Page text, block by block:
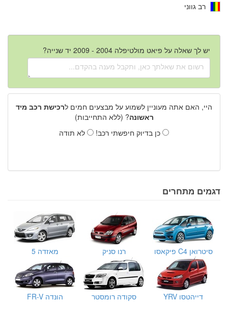
רב גווני
יש לך שאלה על פיאט מולטיפלה 2004 - 2009 יד שנייה?
היי, האם אתה מעוניין לשמוע על מבצעים חמים לרכישת רכב מיד
ראשונה? (ללא התחייבות)
כן בדיוק חיפשתי רכב!
לא תודה
דגמים מתחרים
סיטרואן C4 פיקאסו רנו סניק מאזדה 5
דייהטסו YRV סקודה רומסטר הונדה FR-V